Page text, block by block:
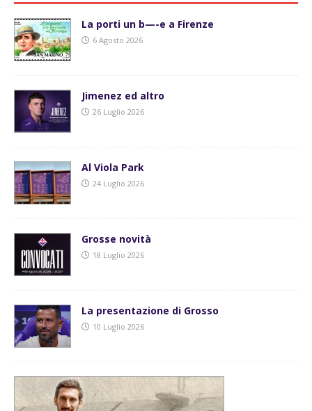
La porti un b—-e a Firenze
6 Agosto 2026
Jimenez ed altro
26 Luglio 2026
Al Viola Park
24 Luglio 2026
Grosse novità
18 Luglio 2026
La presentazione di Grosso
10 Luglio 2026